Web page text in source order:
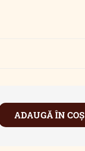
ADAUGĂ ÎN COŞ